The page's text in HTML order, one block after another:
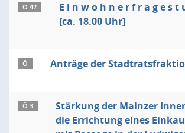
Ö 42
E i n w o h n e r f r a g e s t
[ca. 18.00 Uhr]
Ö Anträge der
Ö 3
Stärkung der Mainzer
die Errichtung eines